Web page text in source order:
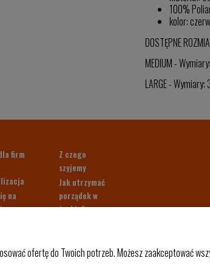
100%
kolor:
DOSTĘPNE
MEDIUM -
LARGE -
firm
na
Z czego
szyjemy
Jak utrzymać
porządek w
torbie?
plecak do
ofertę do Twoich potrzeb. Możesz zaakceptować